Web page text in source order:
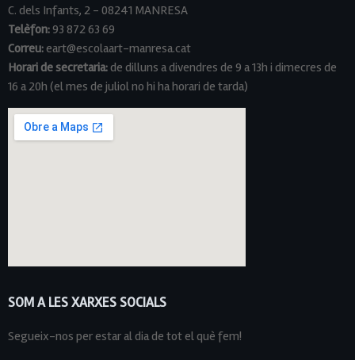
C. dels Infants, 2 - 08241 MANRESA
Telèfon:93 872 63 69
Correu: eart@escolaart-manresa.cat
Horari de secretaria:de dilluns a divendres de 9 a 13h i dimecres de
16 a 20h (el mes de juliol no hi ha horari de tarda)
SOM A LES XARXES SOCIALS
Segueix-nos per estar al dia de tot el què fem!